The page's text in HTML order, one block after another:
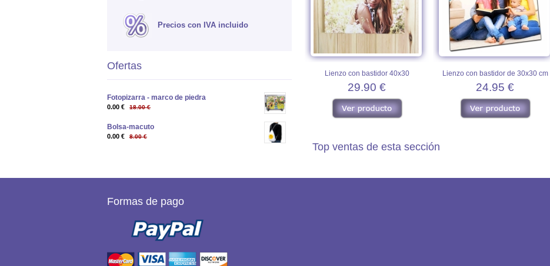
Precios con IVA incluido
Ofertas
Fotopizarra - marco de piedra
0.00 € 18.00 €
Bolsa-macuto
0.00 € 8.00 €
Lienzo con bastidor 40x30
29.90 €
Lienzo con bastidor de 30x30 cm
24.95 €
Top ventas de esta sección
Formas de pago